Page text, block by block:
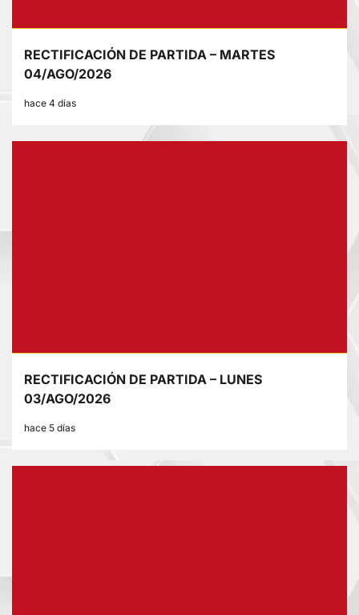
RECTIFICACIÓN DE PARTIDA – MARTES
04/AGO/2026
hace 4 días
RECTIFICACIÓN DE PARTIDA – LUNES
03/AGO/2026
hace 5 días